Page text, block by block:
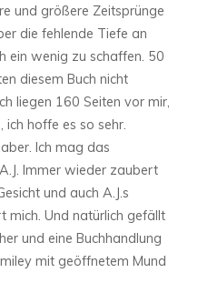
und größere Zeitsprünge
die fehlende Tiefe an
ein wenig zu schaffen. 50
diesem Buch nicht
liegen 160 Seiten vor mir,
hoffe es so sehr.
Ich mag das
Immer wieder zaubert
und auch A.J.s
mich. Und natürlich gefällt
und eine Buchhandlung